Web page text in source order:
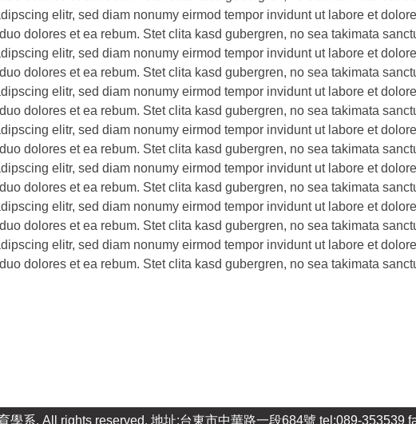
elitr, sed diam nonumy eirmod tempor invidunt ut labore et
dolores et ea rebum. Stet clita kasd gubergren, no sea takimata
elitr, sed diam nonumy eirmod tempor invidunt ut labore et
dolores et ea rebum. Stet clita kasd gubergren, no sea takimata
elitr, sed diam nonumy eirmod tempor invidunt ut labore et
dolores et ea rebum. Stet clita kasd gubergren, no sea takimata
elitr, sed diam nonumy eirmod tempor invidunt ut labore et
dolores et ea rebum. Stet clita kasd gubergren, no sea takimata
elitr, sed diam nonumy eirmod tempor invidunt ut labore et
dolores et ea rebum. Stet clita kasd gubergren, no sea takimata
elitr, sed diam nonumy eirmod tempor invidunt ut labore et
dolores et ea rebum. Stet clita kasd gubergren, no sea takimata
elitr, sed diam nonumy eirmod tempor invidunt ut labore et
dolores et ea rebum. Stet clita kasd gubergren, no sea takimata
系. All rights reserved. 地址:台東市中華路一段684號 tel:089-353539